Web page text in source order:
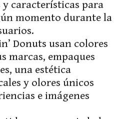
y características para
momento durante la
Donuts usan colores
marcas, empaques
una estética
y olores únicos
e imágenes